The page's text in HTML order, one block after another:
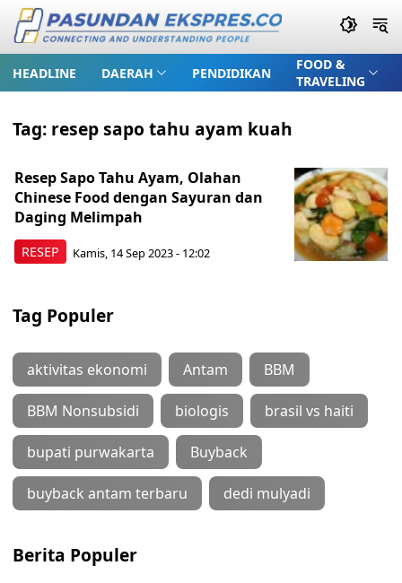
HEADLINE DAERAH PENDIDIKAN
FOOD &
TRAVELING
Tag: resep sapo tahu ayam kuah
RESEP
Resep Sapo Tahu Ayam, Olahan
Chinese Food dengan Sayuran dan
Daging Melimpah
Kamis, 14 Sep 2023 - 12:02
Tag Populer
aktivitas ekonomi Antam BBM
BBM Nonsubsidi biologis brasil vs haiti
bupati purwakarta Buyback
buyback antam terbaru dedi mulyadi
Berita Populer